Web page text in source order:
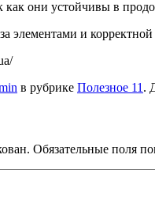
как они устойчивы в
элементами и
в рубрике Полезное 11.
Обязательные поля